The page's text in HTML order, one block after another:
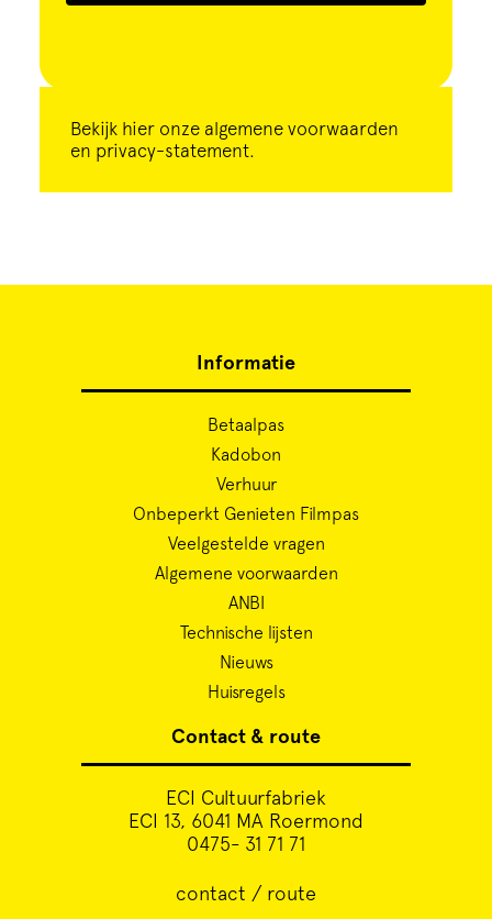
Bekijk hier onze algemene voorwaarden
en privacy-statement.
Informatie
Betaalpas
Kadobon
Verhuur
Onbeperkt Genieten Filmpas
Veelgestelde vragen
Algemene voorwaarden
ANBI
Technische lijsten
Nieuws
Huisregels
Contact & route
ECI Cultuurfabriek
ECI 13, 6041 MA Roermond
0475- 31 71 71
contact / route